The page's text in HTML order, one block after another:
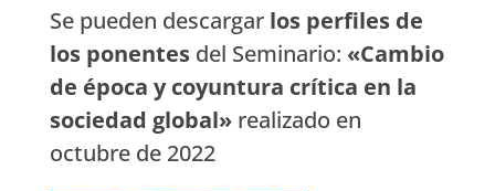
Se pueden descargar los perfiles de
los ponentes del Seminario: «Cambio
de época y coyuntura crítica en la
sociedad global» realizado en
octubre de 2022